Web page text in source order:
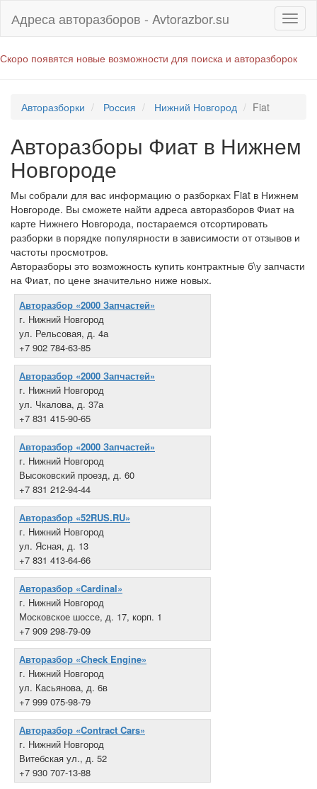
Адреса авторазборов - Avtorazbor.su
Скоро появятся новые возможности для поиска и авторазборок
Авторазборки Россия Нижний Новгород Fiat
Авторазборы Фиат в Нижнем
Новгороде
Мы собрали для вас информацию о разборках Fiat в Нижнем
Новгороде. Вы сможете найти адреса авторазборов Фиат на
карте Нижнего Новгорода, постараемся отсортировать
разборки в порядке популярности в зависимости от отзывов и
частоты просмотров.
Авторазборы это возможность купить контрактные б\у запчасти
на Фиат, по цене значительно ниже новых.
Авторазбор «2000 Запчастей»
г. Нижний Новгород
ул. Рельсовая, д. 4а
+7 902 784-63-85
Авторазбор «2000 Запчастей»
г. Нижний Новгород
ул. Чкалова, д. 37а
+7 831 415-90-65
Авторазбор «2000 Запчастей»
г. Нижний Новгород
Высоковский проезд, д. 60
+7 831 212-94-44
Авторазбор «52RUS.RU»
г. Нижний Новгород
ул. Ясная, д. 13
+7 831 413-64-66
Авторазбор «Cardinal»
г. Нижний Новгород
Московское шоссе, д. 17, корп. 1
+7 909 298-79-09
Авторазбор «Check Engine»
г. Нижний Новгород
ул. Касьянова, д. 6в
+7 999 075-98-79
Авторазбор «Contract Cars»
г. Нижний Новгород
Витебская ул., д. 52
+7 930 707-13-88